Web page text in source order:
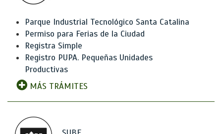
Parque Industrial Tecnológico Santa Catalina
Permiso para Ferias de la Ciudad
Registra Simple
Registro PUPA. Pequeñas Unidades
Productivas
MÁS TRÁMITES